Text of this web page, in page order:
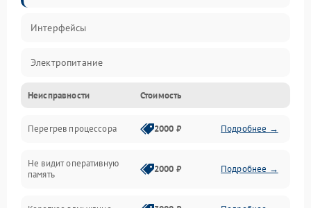
Интерфейсы
Электропитание
Корпус/Герметичность
Механика
ПО/Микропрограмма
Неисправности Стоимость
Перегрев процессора 2000 ₽ Подробнее →
Не видит оперативную
память
2000 ₽ Подробнее →